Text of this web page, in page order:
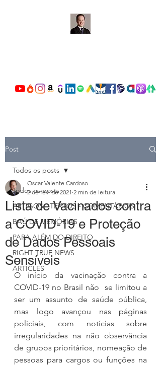
Post
Todos os posts
ARTIGOS - TEXTOS - COMENTÁRIOS
BAÚ DE MEMÓRIAS
PARA ALÉM DO DIREITO
RIGHT TRUE NEWS
ARTICLES
Todos os posts
Lista de Vacinados contra
a COVID-19 e Proteção
de Dados Pessoais
Sensíveis
Oscar Valente Cardoso
2 de fev. de 2021 2 min de leitura
O início da vacinação contra a
COVID-19 no Brasil não  se limitou a
ser um assunto de saúde pública,
mas logo avançou nas páginas
policiais, com notícias sobre
irregularidades na não observância
de grupos prioritários, nomeação de
pessoas para cargos ou funções na